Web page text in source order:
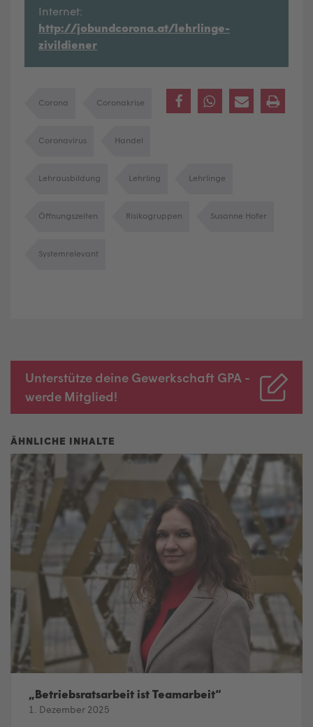
Internet:
http://jobundcorona.at/lehrlinge-
zivildiener
Corona Coronakrise
Coronavirus Handel
Lehrausbildung Lehrling Lehrlinge
Öffnungszeiten Risikogruppen Susanne Hofer
Systemrelevant
Unterstütze deine Gewerkschaft GPA -
werde Mitglied!
„Betriebsratsarbeit ist Teamarbeit“
1. Dezember 2025